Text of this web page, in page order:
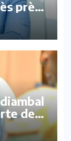
près
de
et